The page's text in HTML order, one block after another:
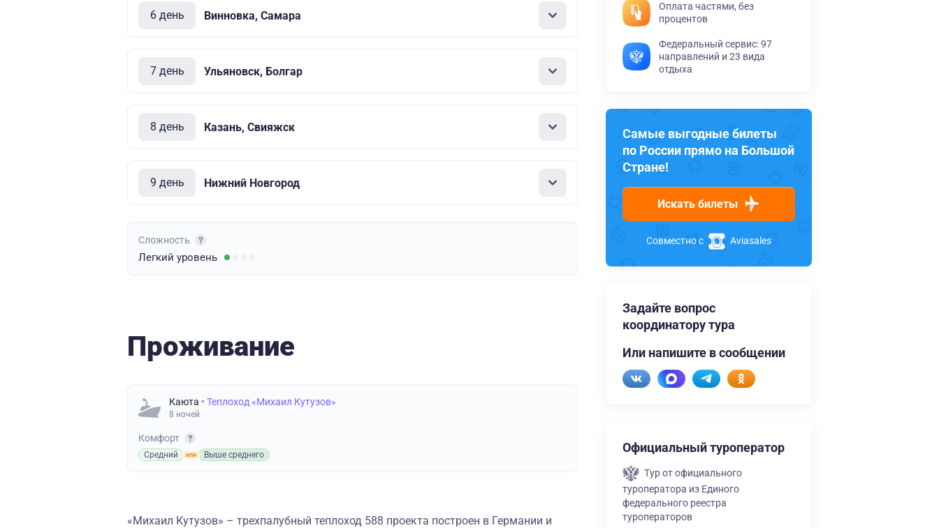
6 день Винновка, Самара
7 день Ульяновск, Болгар
8 день Казань, Свияжск
9 день Нижний Новгород
Сложность
Легкий уровень
Проживание
Каюта • Теплоход «Михаил Кутузов»
8 ночей
Комфорт
Средний Выше среднего
«Михаил Кутузов» – трехпалубный теплоход 588 проекта построен в Германии и
Оплата частями, без
процентов
Федеральный сервис: 97
направлений и 23 вида
отдыха
Самые выгодные билеты
по России прямо на Большой
Стране!
Искать билеты
Совместно с Aviasales
Задайте вопрос
координатору тура
Или напишите в сообщении
Официальный туроператор
Тур от официального
туроператора из Единого
федерального реестра
туроператоров